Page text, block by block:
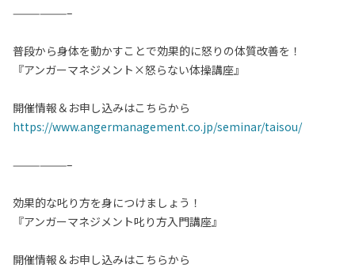
——————–
普段から身体を動かすことで効果的に怒りの体質改善を！
『アンガーマネジメント×怒らない体操講座』
開催情報＆お申し込みはこちらから
https://www.angermanagement.co.jp/seminar/taisou/
——————–
効果的な叱り方を身につけましょう！
『アンガーマネジメント叱り方入門講座』
開催情報＆お申し込みはこちらから